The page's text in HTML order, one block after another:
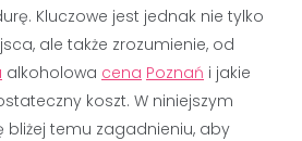
Kluczowe jest jednak nie tylko
ale także zrozumienie, od
alkoholowa cena Poznań i jakie
koszt. W niniejszym
bliżej temu zagadnieniu, aby